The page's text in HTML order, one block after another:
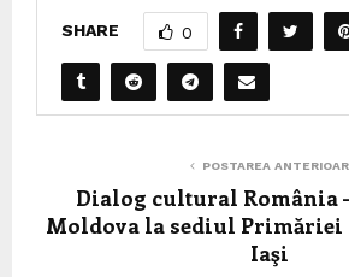
SHARE 0
POSTAREA
Dialog cultural România
Moldova la sediul
Iaşi